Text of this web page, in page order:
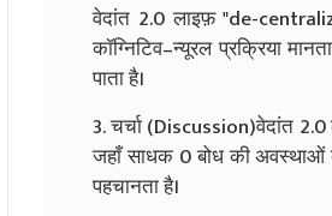
वेदांत 2.0 लाइफ़ "de-
कॉग्निटिव–न्यूरल प्रक्रिया
पाता है।
3. चर्चा (Discussion)वेदांत
जहाँ साधक 0 बोध की
पहचानता है।